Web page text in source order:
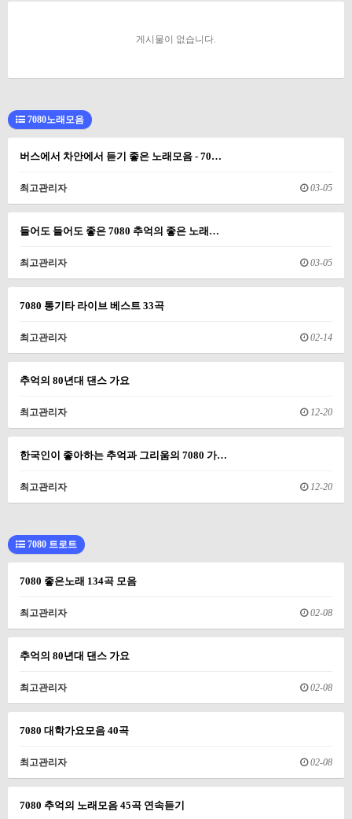
게시물이 없습니다.
7080노래모음
버스에서 차안에서 듣기 좋은 노래모음 - 70…
최고관리자 03-05
들어도 들어도 좋은 7080 추억의 좋은 노래…
최고관리자 03-05
7080 통기타 라이브 베스트 33곡
최고관리자 02-14
추억의 80년대 댄스 가요
최고관리자 12-20
한국인이 좋아하는 추억과 그리움의 7080 가…
최고관리자 12-20
7080 트로트
7080 좋은노래 134곡 모음
최고관리자 02-08
추억의 80년대 댄스 가요
최고관리자 02-08
7080 대학가요모음 40곡
최고관리자 02-08
7080 추억의 노래모음 45곡 연속듣기